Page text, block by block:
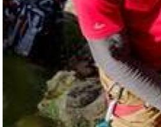
la